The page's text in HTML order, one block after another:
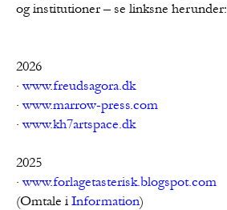
og institutioner – se linksne herunder:
2026
· www.freudsagora.dk
· www.marrow-press.com
· www.kh7artspace.dk
2025
· www.forlagetasterisk.blogspot.com
(Omtale i Information)